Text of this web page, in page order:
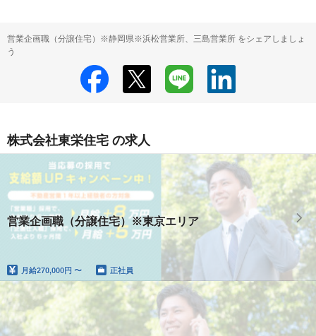
営業企画職（分譲住宅）※静岡県※浜松営業所、三島営業所 をシェアしましょ
う
株式会社東栄住宅 の求人
営業企画職（分譲住宅）※東京エリア
月給270,000円 〜 正社員